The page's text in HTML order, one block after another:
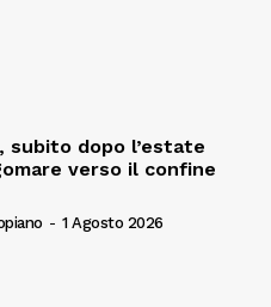
subito dopo l’estate
verso il confine
- 1 Agosto 2026